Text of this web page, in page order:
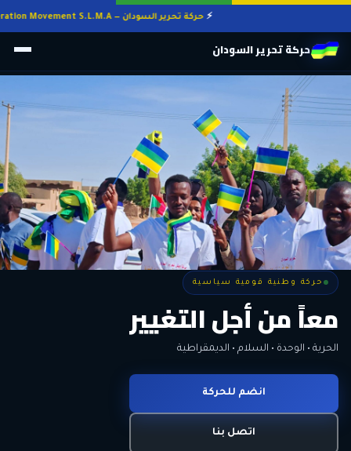
حركة تحرير السودان — Sudan Liberation Movement S.L.M.A
حركة تحرير السودان
حركة وطنية قومية سياسية
وطنٌ لكل أهله
المواطنة هي المعيار الأوحد لنيل الحقوق وأداء الواجبات
تعرّف على الحركة
برنامجنا السياسي
حركة وطنية قومية سياسية
معاً من أجل التغيير
الحرية • الوحدة • السلام • الديمقراطية
انضم للحركة
اتصل بنا